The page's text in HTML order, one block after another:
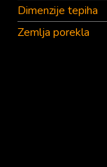
Dimenzije tepiha
Zemlja porekla